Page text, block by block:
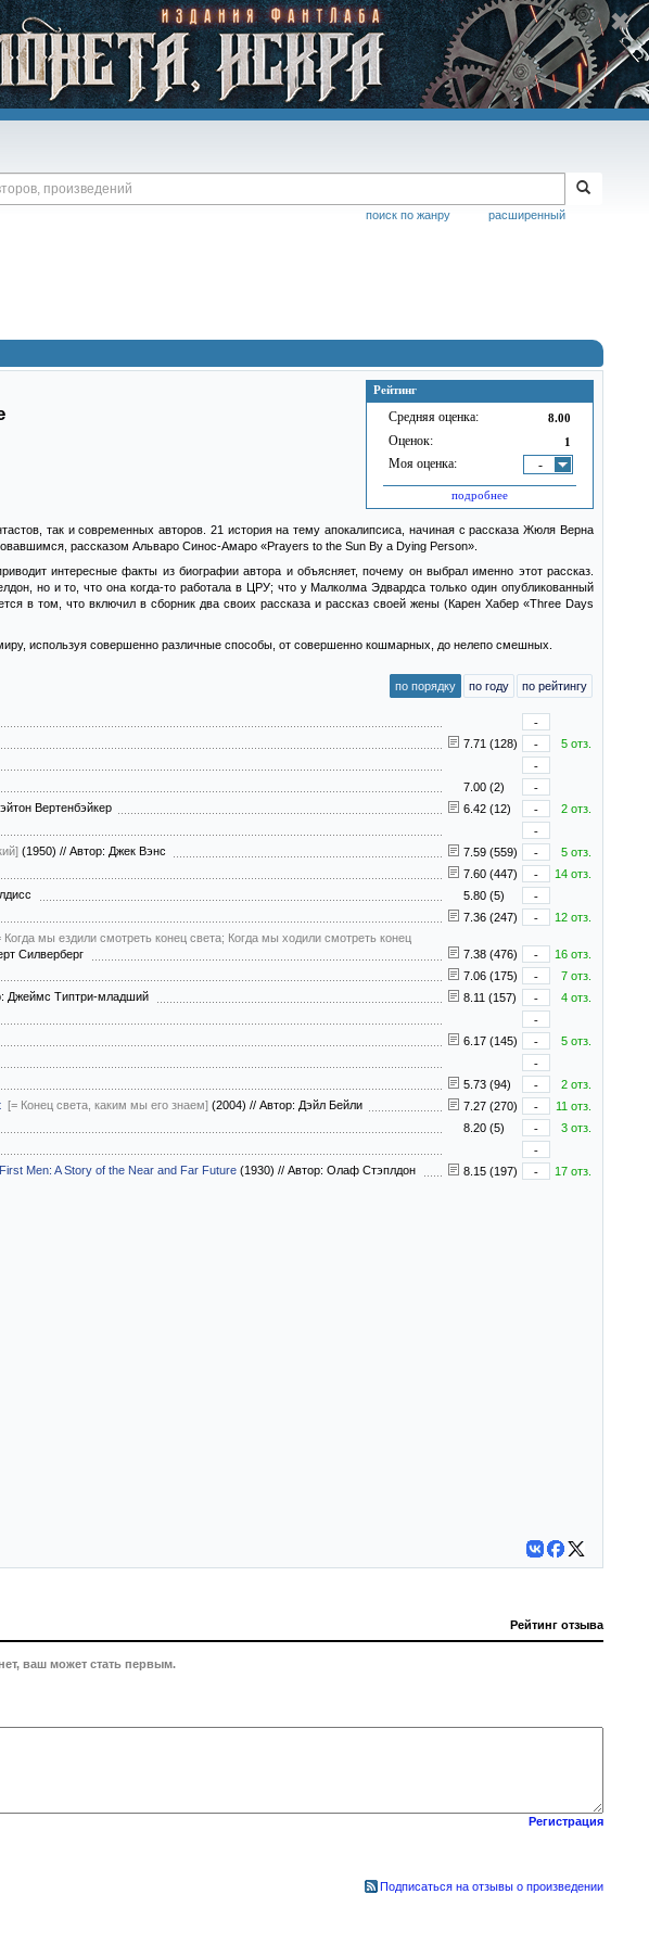
расширенный
поиск по жанру
Рейтинг
Средняя оценка: 8.00
Оценок: 1
Моя оценка: -
подробнее
так и современных авторов. 21 история на тему апокалипсиса, начиная с рассказа Жюля Верна
рассказом Альваро Синос-Амаро «Prayers to the Sun By a Dying Person».
интересные факты из биографии автора и объясняет, почему он выбрал именно этот рассказ.
но и то, что она когда-то работала в ЦРУ; что у Малколма Эдвардса только один опубликованный
в том, что включил в сборник два своих рассказа и рассказ своей жены (Карен Хабер «Three Days
используя совершенно различные способы, от совершенно кошмарных, до нелепо смешных.
по порядку по году по рейтингу
-
7.71 (128) -
5 отз.
-
7.00 (2)
-
Вертенбэйкер 6.42 (12) -
2 отз.
-
(1950) // Автор: Джек Вэнс 7.59 (559) -
5 отз.
7.60 (447) -
14 отз.
5.80 (5)
-
7.36 (247) -
12 отз.
Когда мы ездили смотреть конец света; Когда мы ходили смотреть конец
Силверберг 7.38 (476) -
16 отз.
7.06 (175) -
7 отз.
Джеймс Типтри-младший 8.11 (157) -
4 отз.
-
6.17 (145) -
5 отз.
-
5.73 (94) -
2 отз.
[= Конец света, каким мы его знаем] (2004) // Автор: Дэйл Бейли 7.27 (270) -
11 отз.
8.20 (5) -
3 отз.
-
Men: A Story of the Near and Far Future (1930) // Автор: Олаф Стэплдон 8.15 (197) - 17 отз.
Рейтинг отзыва
ваш может стать первым.
Регистрация
Подписаться на отзывы о произведении